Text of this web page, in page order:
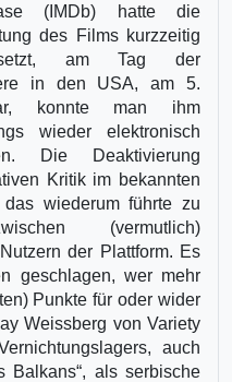
(IMDb) hatte die
des Films kurzzeitig
am Tag der
in den USA, am 5.
konnte man ihm
wieder elektronisch
Die Deaktivierung
Kritik im bekannten
das wiederum führte zu
(vermutlich)
der Plattform. Es
geschlagen, wer mehr
Punkte für oder wider
Weissberg von Variety
auch
Balkans“, als serbische